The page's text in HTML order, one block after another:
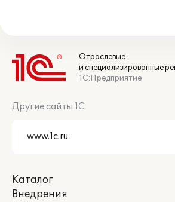
Отраслевые
и специализированные
1С:Предприятие
Другие сайты 1С
Каталог
Внедрения